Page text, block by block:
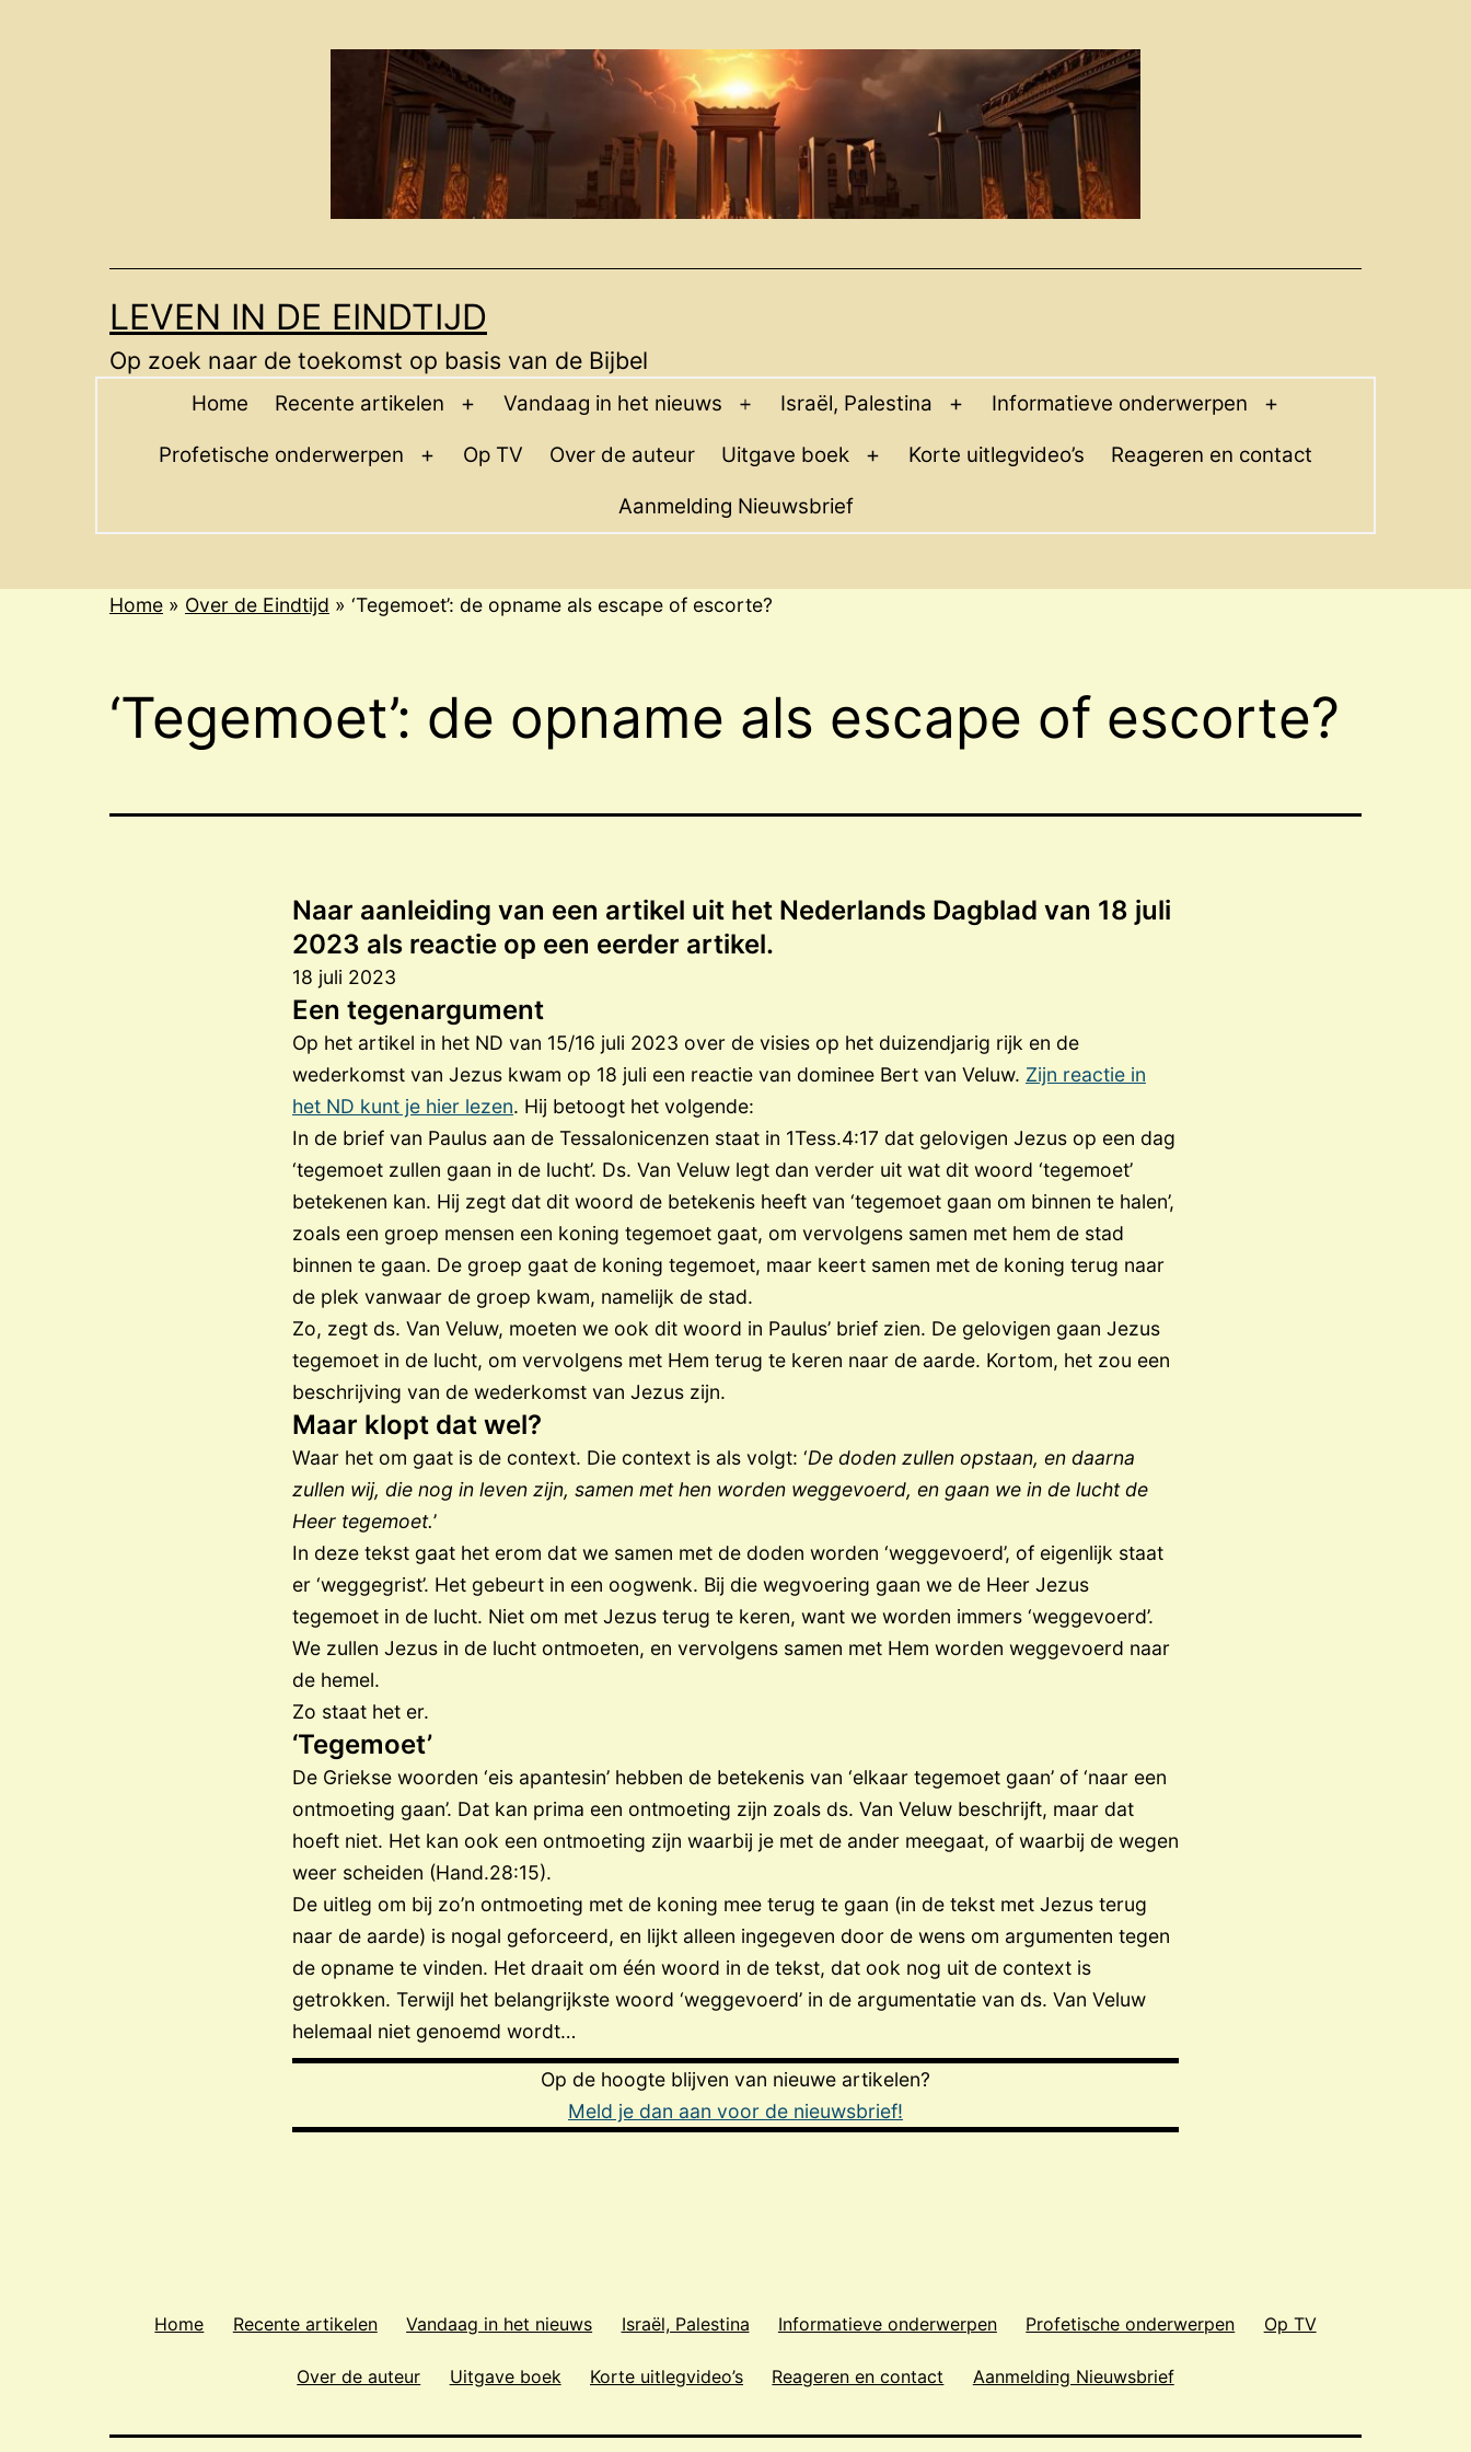
LEVEN IN DE EINDTIJD
Op zoek naar de toekomst op basis van de Bijbel
Home Recente artikelen
Open
menu
Vandaag in het nieuws
Open
menu
Israël, Palestina
Open
menu
Informatieve onderwerpen
Open
menu
Profetische onderwerpen
Open
Op TV Over de auteur Uitgave boek
Open
Korte uitlegvideo’s Reageren en contact
Aanmelding Nieuwsbrief
Home » Over de Eindtijd » ‘Tegemoet’: de opname als escape of escorte?
‘Tegemoet’: de opname als escape of escorte?
Naar aanleiding van een artikel uit het Nederlands Dagblad van 18 juli
2023 als reactie op een eerder artikel.
18 juli 2023
Een tegenargument
Op het artikel in het ND van 15/16 juli 2023 over de visies op het duizendjarig rijk en de
wederkomst van Jezus kwam op 18 juli een reactie van dominee Bert van Veluw. Zijn reactie in
het ND kunt je hier lezen. Hij betoogt het volgende:
In de brief van Paulus aan de Tessalonicenzen staat in 1Tess.4:17 dat gelovigen Jezus op een dag
‘tegemoet zullen gaan in de lucht’. Ds. Van Veluw legt dan verder uit wat dit woord ‘tegemoet’
betekenen kan. Hij zegt dat dit woord de betekenis heeft van ‘tegemoet gaan om binnen te halen’,
zoals een groep mensen een koning tegemoet gaat, om vervolgens samen met hem de stad
binnen te gaan. De groep gaat de koning tegemoet, maar keert samen met de koning terug naar
de plek vanwaar de groep kwam, namelijk de stad.
Zo, zegt ds. Van Veluw, moeten we ook dit woord in Paulus’ brief zien. De gelovigen gaan Jezus
tegemoet in de lucht, om vervolgens met Hem terug te keren naar de aarde. Kortom, het zou een
beschrijving van de wederkomst van Jezus zijn.
Maar klopt dat wel?
Waar het om gaat is de context. Die context is als volgt: ‘De doden zullen opstaan, en daarna
zullen wij, die nog in leven zijn, samen met hen worden weggevoerd, en gaan we in de lucht de
Heer tegemoet.’
In deze tekst gaat het erom dat we samen met de doden worden ‘weggevoerd’, of eigenlijk staat
er ‘weggegrist’. Het gebeurt in een oogwenk. Bij die wegvoering gaan we de Heer Jezus
tegemoet in de lucht. Niet om met Jezus terug te keren, want we worden immers ‘weggevoerd’.
We zullen Jezus in de lucht ontmoeten, en vervolgens samen met Hem worden weggevoerd naar
de hemel.
Zo staat het er.
‘Tegemoet’
De Griekse woorden ‘eis apantesin’ hebben de betekenis van ‘elkaar tegemoet gaan’ of ‘naar een
ontmoeting gaan’. Dat kan prima een ontmoeting zijn zoals ds. Van Veluw beschrijft, maar dat
hoeft niet. Het kan ook een ontmoeting zijn waarbij je met de ander meegaat, of waarbij de wegen
weer scheiden (Hand.28:15).
De uitleg om bij zo’n ontmoeting met de koning mee terug te gaan (in de tekst met Jezus terug
naar de aarde) is nogal geforceerd, en lijkt alleen ingegeven door de wens om argumenten tegen
de opname te vinden. Het draait om één woord in de tekst, dat ook nog uit de context is
getrokken. Terwijl het belangrijkste woord ‘weggevoerd’ in de argumentatie van ds. Van Veluw
helemaal niet genoemd wordt…
Op de hoogte blijven van nieuwe artikelen?
Meld je dan aan voor de nieuwsbrief!
Home Recente artikelen Vandaag in het nieuws Israël, Palestina Informatieve onderwerpen Profetische onderwerpen Op TV
Over de auteur Uitgave boek Korte uitlegvideo’s Reageren en contact Aanmelding Nieuwsbrief